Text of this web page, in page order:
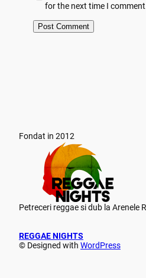
for the next time I
Fondat in 2012
Petreceri reggae si dub la Arenele
REGGAE NIGHTS
© Designed with WordPress